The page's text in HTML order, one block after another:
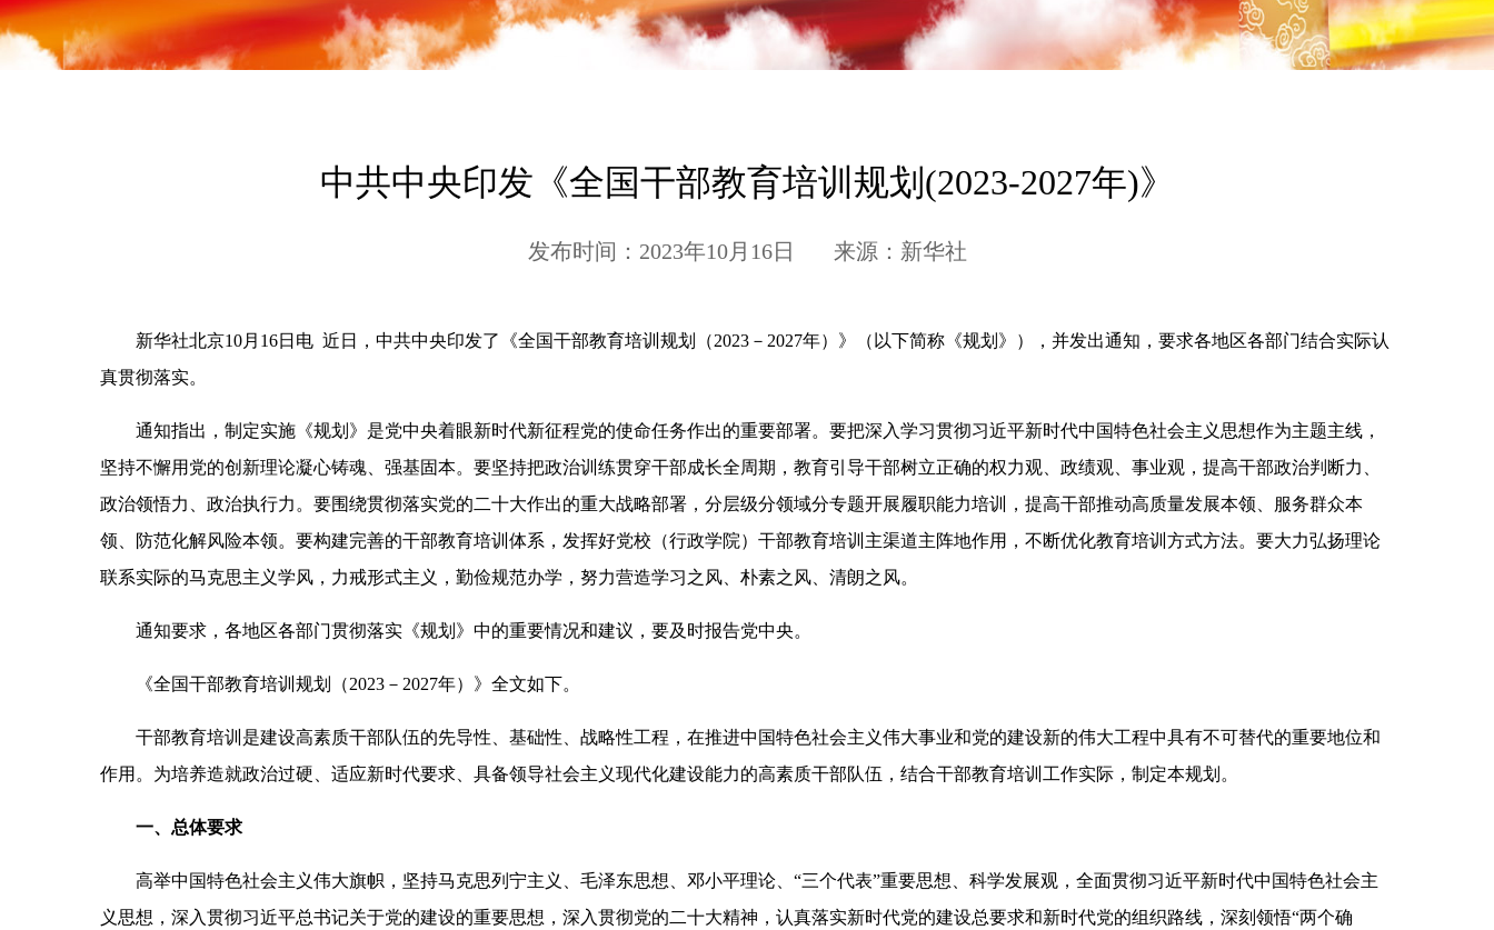
中共中央印发《全国干部教育培训规划(2023-2027年)》
发布时间：2023年10月16日 来源：新华社
新华社北京10月16日电 近日，中共中央印发了《全国干部教育培训规划（2023－2027年）》（以下简称《规划》），并发出通知，要求各地区各部门结合实际认
真贯彻落实。
通知指出，制定实施《规划》是党中央着眼新时代新征程党的使命任务作出的重要部署。要把深入学习贯彻习近平新时代中国特色社会主义思想作为主题主线，
坚持不懈用党的创新理论凝心铸魂、强基固本。要坚持把政治训练贯穿干部成长全周期，教育引导干部树立正确的权力观、政绩观、事业观，提高干部政治判断力、
政治领悟力、政治执行力。要围绕贯彻落实党的二十大作出的重大战略部署，分层级分领域分专题开展履职能力培训，提高干部推动高质量发展本领、服务群众本
领、防范化解风险本领。要构建完善的干部教育培训体系，发挥好党校（行政学院）干部教育培训主渠道主阵地作用，不断优化教育培训方式方法。要大力弘扬理论
联系实际的马克思主义学风，力戒形式主义，勤俭规范办学，努力营造学习之风、朴素之风、清朗之风。
通知要求，各地区各部门贯彻落实《规划》中的重要情况和建议，要及时报告党中央。
《全国干部教育培训规划（2023－2027年）》全文如下。
干部教育培训是建设高素质干部队伍的先导性、基础性、战略性工程，在推进中国特色社会主义伟大事业和党的建设新的伟大工程中具有不可替代的重要地位和
作用。为培养造就政治过硬、适应新时代要求、具备领导社会主义现代化建设能力的高素质干部队伍，结合干部教育培训工作实际，制定本规划。
一、总体要求
高举中国特色社会主义伟大旗帜，坚持马克思列宁主义、毛泽东思想、邓小平理论、“三个代表”重要思想、科学发展观，全面贯彻习近平新时代中国特色社会主
义思想，深入贯彻习近平总书记关于党的建设的重要思想，深入贯彻党的二十大精神，认真落实新时代党的建设总要求和新时代党的组织路线，深刻领悟“两个确